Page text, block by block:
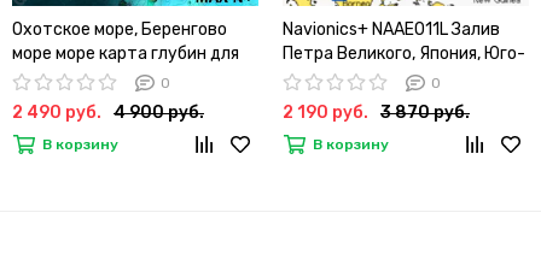
Охотское море, Беренгово
море море карта глубин для
Lowrance / Simrad / B&G C-
MAP MAX-N+ RS-Y013
0
2 490 руб. 4 900 руб.
В корзину
Navionics+ NAAE011L Залив
Петра Великого, Япония, Юго-
Восточная Азия карта глубин
для Lowrance / Simrad /
Raymarine / Humminbird
0
2 190 руб. 3 870 руб.
В корзину